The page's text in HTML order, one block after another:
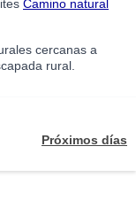
Camino natural
cercanas a
rural.
Próximos días